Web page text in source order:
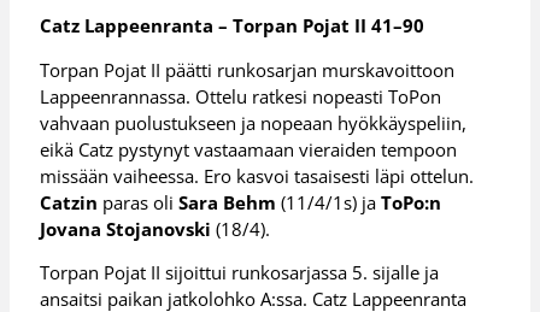
Catz Lappeenranta – Torpan Pojat II 41–90
Torpan Pojat II päätti runkosarjan murskavoittoon
Lappeenrannassa. Ottelu ratkesi nopeasti ToPon
vahvaan puolustukseen ja nopeaan hyökkäyspeliin,
eikä Catz pystynyt vastaamaan vieraiden tempoon
missään vaiheessa. Ero kasvoi tasaisesti läpi ottelun.
Catzin paras oliSara Behm (11/4/1s) jaToPo:n
Jovana Stojanovski (18/4).
Torpan Pojat II sijoittui runkosarjassa 5. sijalle ja
ansaitsi paikan jatkolohko A:ssa. Catz Lappeenranta